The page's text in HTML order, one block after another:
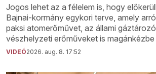
Jogos lehet az a félelem is, hogy
Bajnai-kormány egykori terve, amely
paksi atomerőművet, az állami
vészhelyzeti erőműveket is
VIDEÓ2026. aug. 8. 17:52